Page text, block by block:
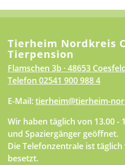
Tierheim Nordkreis
Tierpension
Flamschen 3b · 48653
Telefon 02541 900 988 4
E-Mail:tierheim@tierheim-
Wir haben täglich von 13.00 -
und Spaziergänger geöffnet.
Die Telefonzentrale ist täglich
besetzt.